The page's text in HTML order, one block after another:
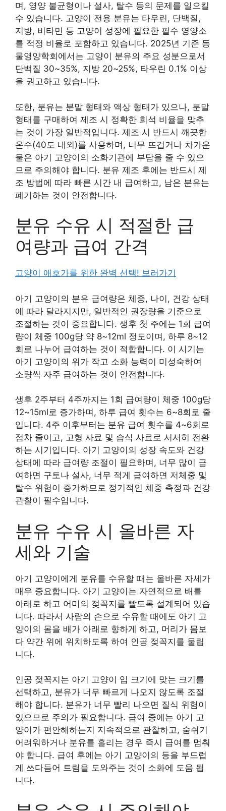
며, 영양 불균형이나 설사, 탈수 등의 문제를 일으킬
수 있습니다. 고양이 전용 분유는 타우린, 단백질,
지방, 비타민 등 고양이 성장에 필요한 필수 영양소
를 적정 비율로 포함하고 있습니다. 2025년 기준 동
물영양학회에서는 고양이 분유의 주요 성분으로서
단백질 30~35%, 지방 20~25%, 타우린 0.1% 이상
을 권고하고 있습니다.
또한, 분유는 분말 형태와 액상 형태가 있으나, 분말
형태를 구매하여 제조 시 정확한 희석 비율을 맞추
는 것이 가장 일반적입니다. 제조 시 반드시 깨끗한
온수(40도 내외)를 사용하며, 너무 뜨겁거나 차가운
물은 아기 고양이의 소화기관에 부담을 줄 수 있으
므로 주의해야 합니다. 분유 제조 후에는 반드시 제
조 방법에 따라 빠른 시간 내 급여하고, 남은 분유는
폐기하는 것이 안전합니다.
분유 수유 시 적절한 급
여량과 급여 간격
고양이 애호가를 위한 완벽 선택! 보러가기
아기 고양이의 분유 급여량은 체중, 나이, 건강 상태
에 따라 달라지지만, 일반적인 권장량을 기준으로
조절하는 것이 중요합니다. 생후 첫 주에는 1회 급여
량이 체중 100g당 약 8~12ml 정도이며, 하루 8~12
회로 나누어 급여하는 것이 적합합니다. 이 시기는
아기 고양이의 위가 작고 소화 능력이 미성숙하여
소량씩 자주 급여하는 것이 안전합니다.
생후 2주부터 4주까지는 1회 급여량이 체중 100g당
12~15ml로 증가하며, 하루 급여 횟수는 6~8회로 줄
입니다. 4주 이후부터는 분유 급여 횟수를 4~6회로
점차 줄이고, 고형 사료 및 습식 사료로 서서히 전환
하는 시기입니다. 아기 고양이의 성장 속도와 건강
상태에 따라 급여량 조절이 필요하며, 너무 많이 급
여하면 구토나 설사, 너무 적게 급여하면 저체중 및
탈수 위험이 증가하므로 정기적인 체중 측정과 건강
관찰이 필수입니다.
분유 수유 시 올바른 자
세와 기술
아기 고양이에게 분유를 수유할 때는 올바른 자세가
매우 중요합니다. 아기 고양이는 자연적으로 배를
아래로 하고 어미의 젖꼭지를 빨도록 설계되어 있습
니다. 따라서 사람의 손으로 수유할 때에도 아기 고
양이의 몸을 배가 아래로 향하게 하고, 머리가 몸보
다 약간 위에 위치하도록 하여 인공 젖꼭지를 물립
니다.
인공 젖꼭지는 아기 고양이 입 크기에 맞는 크기를
선택하고, 분유가 너무 빠르게 나오지 않도록 조절
해야 합니다. 분유가 너무 빨리 나오면 질식 위험이
있으므로 주의가 필요합니다. 급여 중에는 아기 고
양이가 편안해하는지 지속적으로 관찰하고, 숨쉬기
어려워하거나 분유를 흘리는 경우 즉시 급여를 멈춰
야 합니다. 급여 후에는 아기 고양이의 등을 부드럽
게 쓰다듬어 트림을 도와주는 것이 소화에 도움 됩
니다.